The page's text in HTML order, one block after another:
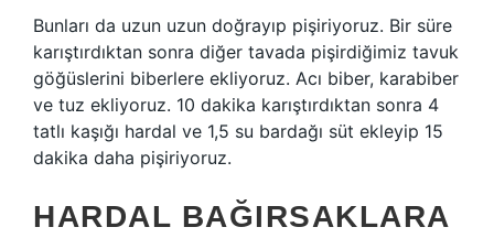
Bunları da uzun uzun doğrayıp pişiriyoruz. Bir süre
karıştırdıktan sonra diğer tavada pişirdiğimiz tavuk
göğüslerini biberlere ekliyoruz. Acı biber, karabiber
ve tuz ekliyoruz. 10 dakika karıştırdıktan sonra 4
tatlı kaşığı hardal ve 1,5 su bardağı süt ekleyip 15
dakika daha pişiriyoruz.
HARDAL BAĞIRSAKLARA